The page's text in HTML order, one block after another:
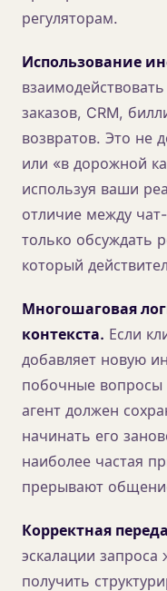
регуляторам.
Использование
заказов, CRM,
возвратов. Это не
или «в дорожной
используя ваши
отличие между
только обсуждать
который
Многошаговая
контекста. Если
добавляет новую
побочные вопросы
агент должен
начинать его
наиболее частая
прерывают
Корректная
эскалации
получить